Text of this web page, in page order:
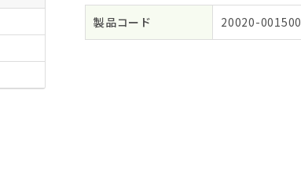
製品コード 20020-001500